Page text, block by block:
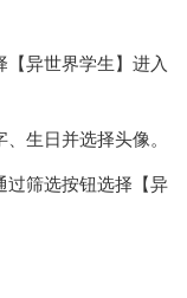
异世界学生】进入
生日并选择头像。
过筛选按钮选择【异